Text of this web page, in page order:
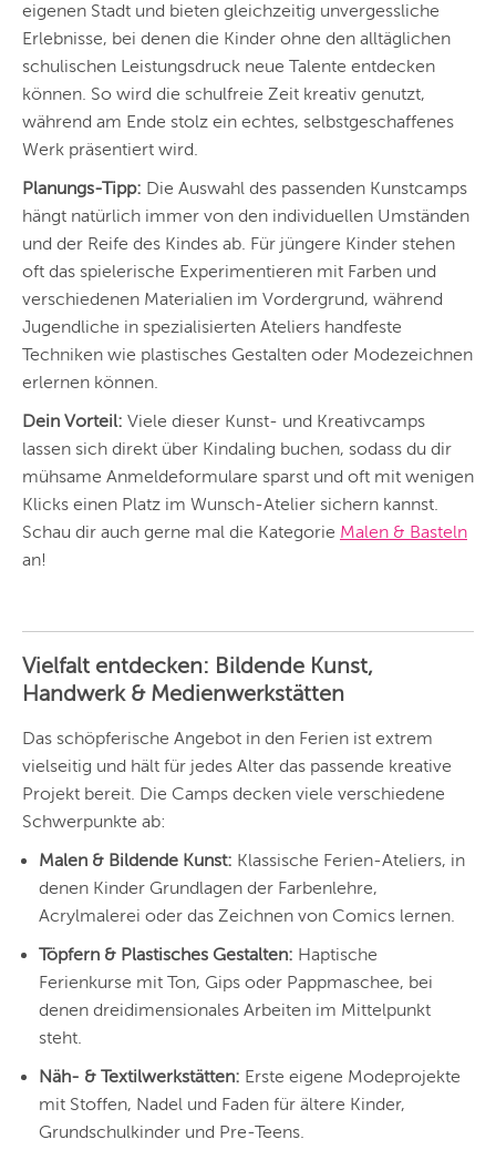
HAMBURG
FRANKFURT
KÖLN
DÜSSELDORF
ESSEN
HANNOVER
LEIPZIG
NÜRNBERG
ZÜRICH
eigenen Stadt und bieten gleichzeitig unvergessliche
Erlebnisse, bei denen die Kinder ohne den alltäglichen
schulischen Leistungsdruck neue Talente entdecken
können. So wird die schulfreie Zeit kreativ genutzt,
während am Ende stolz ein echtes, selbstgeschaffenes
Werk präsentiert wird.
Planungs-Tipp: Die Auswahl des passenden Kunstcamps
hängt natürlich immer von den individuellen Umständen
und der Reife des Kindes ab. Für jüngere Kinder stehen
oft das spielerische Experimentieren mit Farben und
verschiedenen Materialien im Vordergrund, während
Jugendliche in spezialisierten Ateliers handfeste
Techniken wie plastisches Gestalten oder Modezeichnen
erlernen können.
Dein Vorteil: Viele dieser Kunst- und Kreativcamps
lassen sich direkt über Kindaling buchen, sodass du dir
mühsame Anmeldeformulare sparst und oft mit wenigen
Klicks einen Platz im Wunsch-Atelier sichern kannst.
Schau dir auch gerne mal die Kategorie Malen & Basteln
an!
Vielfalt entdecken: Bildende Kunst,
Handwerk & Medienwerkstätten
Das schöpferische Angebot in den Ferien ist extrem
vielseitig und hält für jedes Alter das passende kreative
Projekt bereit. Die Camps decken viele verschiedene
Schwerpunkte ab:
Malen & Bildende Kunst: Klassische Ferien-Ateliers, in
denen Kinder Grundlagen der Farbenlehre,
Acrylmalerei oder das Zeichnen von Comics lernen.
Töpfern & Plastisches Gestalten: Haptische
Ferienkurse mit Ton, Gips oder Pappmaschee, bei
denen dreidimensionales Arbeiten im Mittelpunkt
steht.
Näh- & Textilwerkstätten: Erste eigene Modeprojekte
mit Stoffen, Nadel und Faden für ältere Kinder,
Grundschulkinder und Pre-Teens.